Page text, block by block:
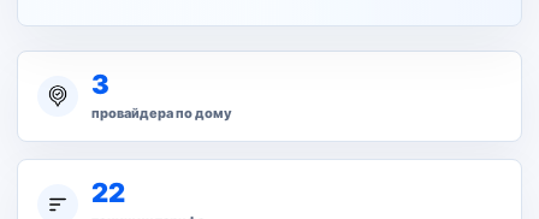
3
провайдера по дому
22